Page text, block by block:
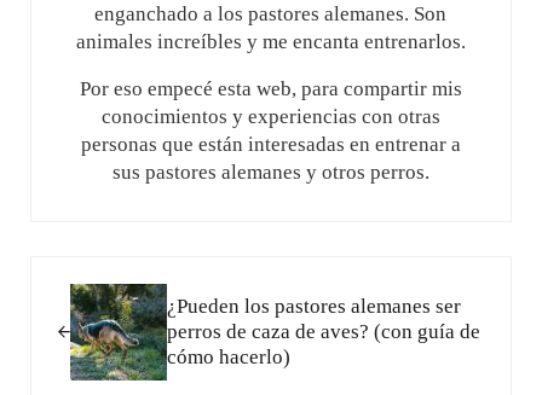
enganchado a los pastores alemanes. Son
animales increíbles y me encanta entrenarlos.
Por eso empecé esta web, para compartir mis
conocimientos y experiencias con otras
personas que están interesadas en entrenar a
sus pastores alemanes y otros perros.
¿Pueden los pastores alemanes ser
perros de caza de aves? (con guía de
cómo hacerlo)